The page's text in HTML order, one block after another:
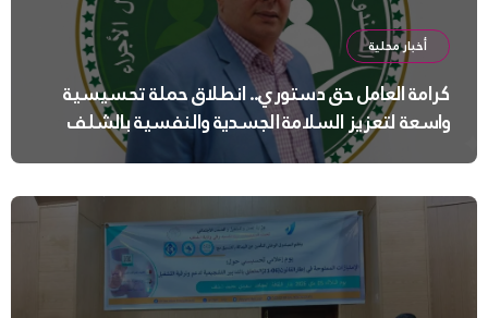
أخبار محلية
كرامة العامل حق دستوري.. انطلاق حملة تحسيسية
واسعة لتعزيز السلامة الجسدية والنفسية بالشلف